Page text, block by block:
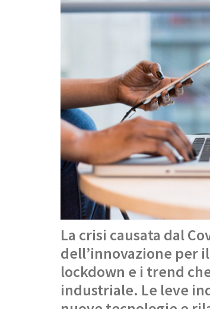
La crisi causata dal
dell’innovazione per
lockdown e i trend
industriale. Le leve